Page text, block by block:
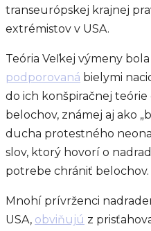
transeurópskej krajnej
extrémistov v USA.
Teória Veľkej výmeny
podporovaná bielymi
do ich konšpiračnej
belochov, známej aj ako
ducha protestného
slov, ktorý hovorí o
potrebe chrániť belochov.
Mnohí prívrženci
USA, obviňujú z